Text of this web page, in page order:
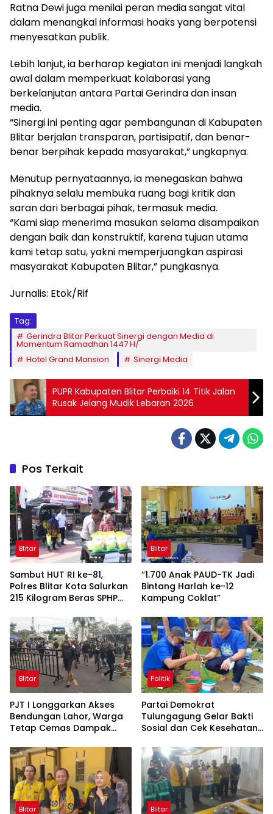
Ratna Dewi juga menilai peran media sangat vital
dalam menangkal informasi hoaks yang berpotensi
menyesatkan publik.
Lebih lanjut, ia berharap kegiatan ini menjadi langkah
awal dalam memperkuat kolaborasi yang
berkelanjutan antara Partai Gerindra dan insan
media.
“Sinergi ini penting agar pembangunan di Kabupaten
Blitar berjalan transparan, partisipatif, dan benar-
benar berpihak kepada masyarakat,” ungkapnya.
Menutup pernyataannya, ia menegaskan bahwa
pihaknya selalu membuka ruang bagi kritik dan
saran dari berbagai pihak, termasuk media.
“Kami siap menerima masukan selama disampaikan
dengan baik dan konstruktif, karena tujuan utama
kami tetap satu, yakni memperjuangkan aspirasi
masyarakat Kabupaten Blitar,” pungkasnya.
Jurnalis: Etok/Rif
Tag:
Gerindra Blitar Perkuat Sinergi dengan Media di
Momentum Ramadhan 1447 H/
Hotel Grand Mansion
Sinergi Media
PUPR Kabupaten Blitar Perbaiki 14 Titik Jalan
Rusak Jelang Mudik Lebaran 2026
Pos Terkait
Blitar
Sambut HUT RI ke-81,
Polres Blitar Kota Salurkan
215 Kilogram Beras SPHP
Murah
Blitar
“1.700 Anak PAUD-TK Jadi
Bintang Harlah ke-12
Kampung Coklat”
Blitar
PJT I Longgarkan Akses
Bendungan Lahor, Warga
Tetap Cemas Dampak
Penutupan Total
Politik
Partai Demokrat
Tulungagung Gelar Bakti
Sosial dan Cek Kesehatan
Blitar Blitar